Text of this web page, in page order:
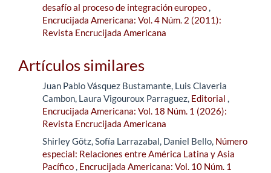
desafío al proceso de integración europeo,
Encrucijada Americana: Vol. 4 Núm. 2 (2011):
Revista Encrucijada Americana
Artículos similares
Juan Pablo Vásquez Bustamante, Luis Claveria
Cambon, Laura Vigouroux Parraguez, Editorial ,
Encrucijada Americana: Vol. 18 Núm. 1 (2026):
Revista Encrucijada Americana
Shirley Götz, Sofía Larrazabal, Daniel Bello, Número
especial: Relaciones entre América Latina y Asia
Pacífico, Encrucijada Americana: Vol. 10 Núm. 1